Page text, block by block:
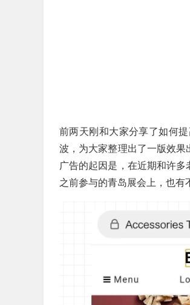
前两天刚和大家分享了如何提
波，为大家整理出了一版效果
广告的起因是，在近期和许
之前参与的青岛展会上，也有